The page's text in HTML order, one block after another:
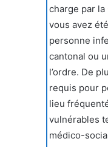
charge par
vous avez
personne
cantonal ou
l’ordre. De
requis pour
lieu
vulnérables
médico-